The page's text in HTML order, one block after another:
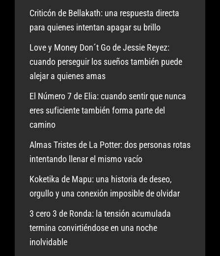
Criticón de Bellakath: una respuesta directa
para quienes intentan apagar su brillo
Love y Money Don´t Go de Jessie Reyez:
cuando perseguir los sueños también puede
alejar a quienes amas
El Número 7 de Elia: cuando sentir que nunca
eres suficiente también forma parte del
camino
Almas Tristes de La Potter: dos personas rotas
intentando llenar el mismo vacío
Koketika de Mapu: una historia de deseo,
orgullo y una conexión imposible de olvidar
3 cero 3 de Ronda: la tensión acumulada
termina convirtiéndose en una noche
inolvidable